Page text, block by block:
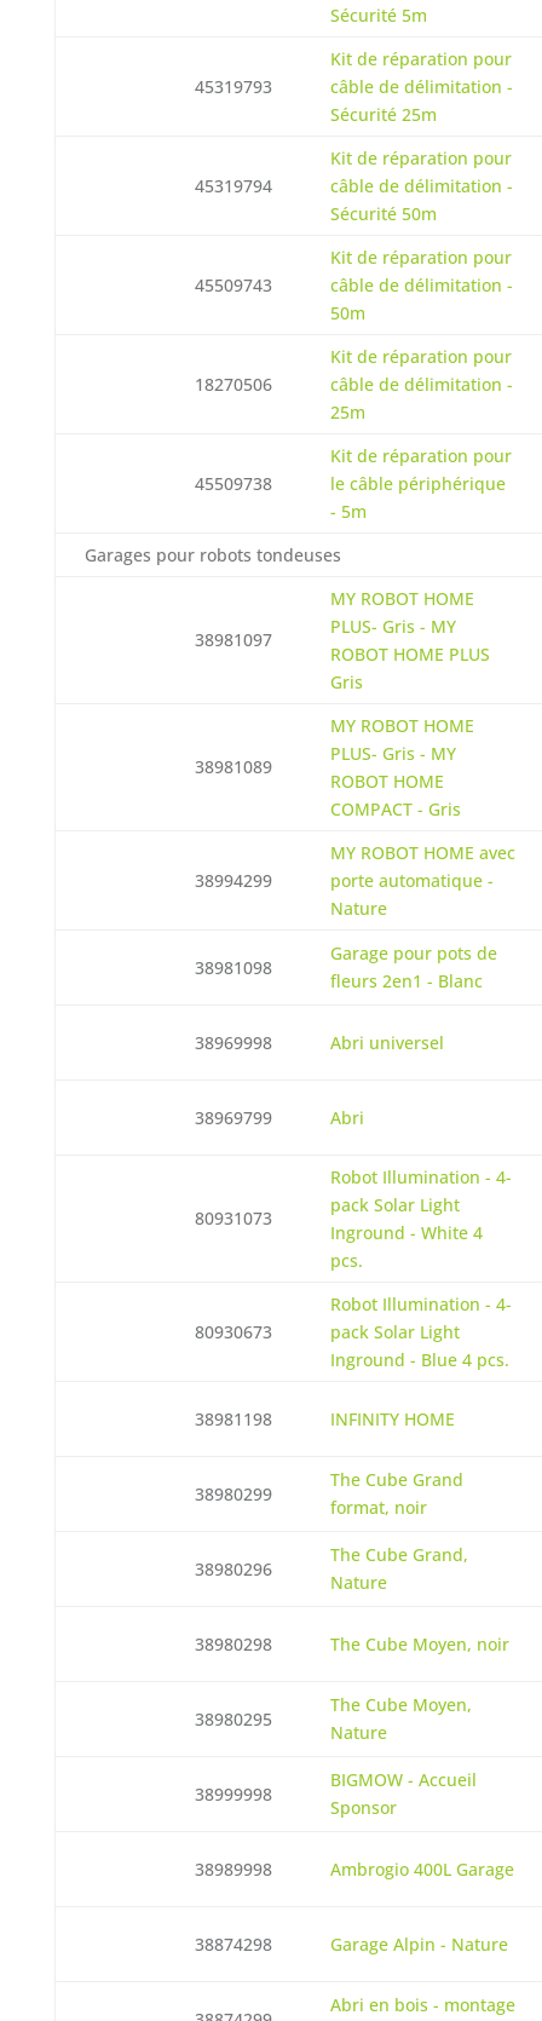
Sécurité 5m
45319793
Kit de réparation pour
câble de délimitation -
Sécurité 25m
45319794
Kit de réparation pour
câble de délimitation -
Sécurité 50m
45509743
Kit de réparation pour
câble de délimitation -
50m
18270506
Kit de réparation pour
câble de délimitation -
25m
45509738
Kit de réparation pour
le câble périphérique
- 5m
Garages pour robots tondeuses
38981097
MY ROBOT HOME
PLUS- Gris - MY
ROBOT HOME PLUS
Gris
38981089
MY ROBOT HOME
PLUS- Gris - MY
ROBOT HOME
COMPACT - Gris
38994299
MY ROBOT HOME avec
porte automatique -
Nature
38981098
Garage pour pots de
fleurs 2en1 - Blanc
38969998 Abri universel
38969799 Abri
80931073
Robot Illumination - 4-
pack Solar Light
Inground - White 4
pcs.
80930673
Robot Illumination - 4-
pack Solar Light
Inground - Blue 4 pcs.
38981198 INFINITY HOME
38980299
The Cube Grand
format, noir
38980296
The Cube Grand,
Nature
38980298 The Cube Moyen, noir
38980295
The Cube Moyen,
Nature
38999998
BIGMOW - Accueil
Sponsor
38989998 Ambrogio 400L Garage
38874298 Garage Alpin - Nature
Abri en bois - montage